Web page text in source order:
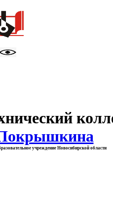
учреждение Новосибирской области